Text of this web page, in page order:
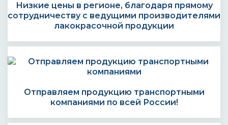
Низкие цены в регионе, благодаря прямому
сотрудничеству с ведущими производителями
лакокрасочной продукции
Отправляем продукцию транспортными
компаниями по всей России!